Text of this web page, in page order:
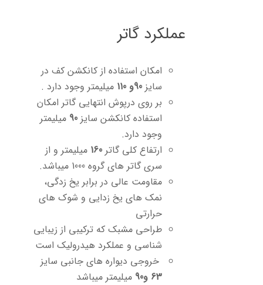
عملکرد گاتر
امکان استفاده از کانکشن کف در
سایز90و 110
میلیمتر وجود دارد .
بر روی درپوش انتهایی گاتر امکان
استفاده کانکشن سایز90 میلیمتر
وجود دارد.
ارتفاع کلی گاتر160 میلیمتر و از
سری گاتر های گروه 1000 میباشد.
مقاومت عالی در برابر یخ زدگی،
نمک های یخ زدایی و شوک های
حرارتی
طراحی مشبک که ترکیبی از زیبایی
شناسی و عملکرد هیدرولیک است
خروجی دیواره های جانبی سایز
63 و90
میلیمتر میباشد